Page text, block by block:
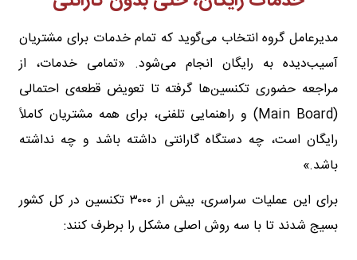
مدیرعامل گروه انتخاب می‌گوید که تمام خدمات برای مشتریان
آسیب‌دیده به رایگان انجام می‌شود. «تمامی خدمات، از
مراجعه حضوری تکنسین‌ها گرفته تا تعویض قطعه‌ی احتمالی
(Main Board) و راهنمایی تلفنی، برای همه مشتریان کاملاً
رایگان است، چه دستگاه گارانتی داشته باشد و چه نداشته
باشد.»
برای این عملیات سراسری، بیش از ۳۰۰۰ تکنسین در کل کشور
بسیج شدند تا با سه روش اصلی مشکل را برطرف کنند: